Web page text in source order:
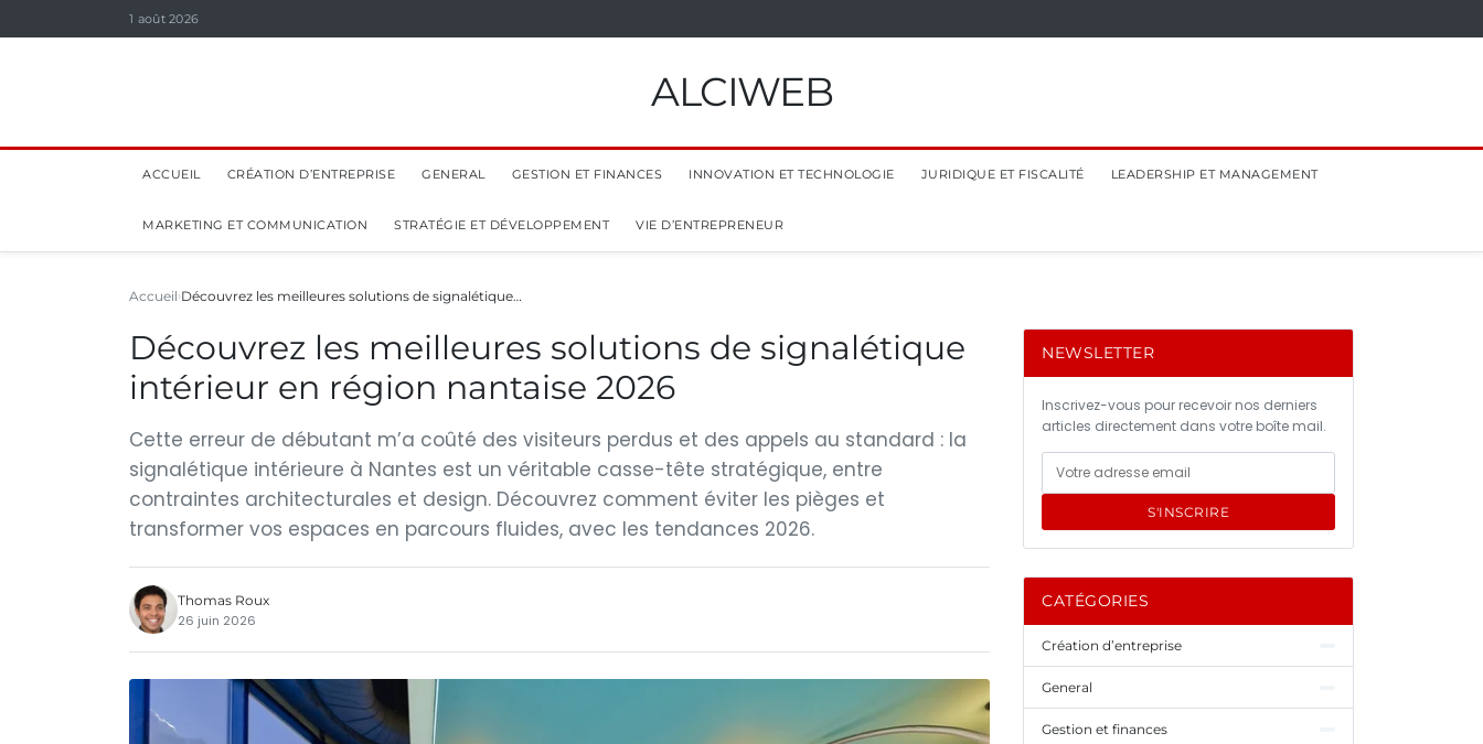
1 août 2026
ALCIWEB
ACCUEIL CRÉATION D’ENTREPRISE GENERAL GESTION ET FINANCES INNOVATION ET TECHNOLOGIE JURIDIQUE ET FISCALITÉ LEADERSHIP ET MANAGEMENT
MARKETING ET COMMUNICATION STRATÉGIE ET DÉVELOPPEMENT VIE D’ENTREPRENEUR
Accueil Découvrez les meilleures solutions de signalétique…
Découvrez les meilleures solutions de signalétique
intérieur en région nantaise 2026
Cette erreur de débutant m’a coûté des visiteurs perdus et des appels au standard : la
signalétique intérieure à Nantes est un véritable casse-tête stratégique, entre
contraintes architecturales et design. Découvrez comment éviter les pièges et
transformer vos espaces en parcours fluides, avec les tendances 2026.
Thomas Roux
26 juin 2026
NEWSLETTER
Inscrivez-vous pour recevoir nos derniers
articles directement dans votre boîte mail.
S'INSCRIRE
CATÉGORIES
Création d’entreprise
General
Gestion et finances